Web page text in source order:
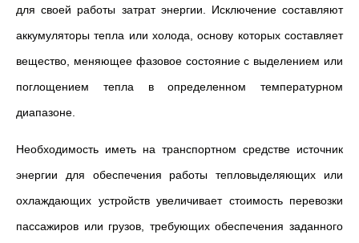
для своей работы затрат энергии. Исключение составляют
аккумуляторы тепла или холода, основу которых составляет
вещество, меняющее фазовое состояние с выделением или
поглощением тепла в определенном температурном
диапазоне.
Необходимость иметь на транспортном средстве источник
энергии для обеспечения работы тепловыделяющих или
охлаждающих устройств увеличивает стоимость перевозки
пассажиров или грузов, требующих обеспечения заданного